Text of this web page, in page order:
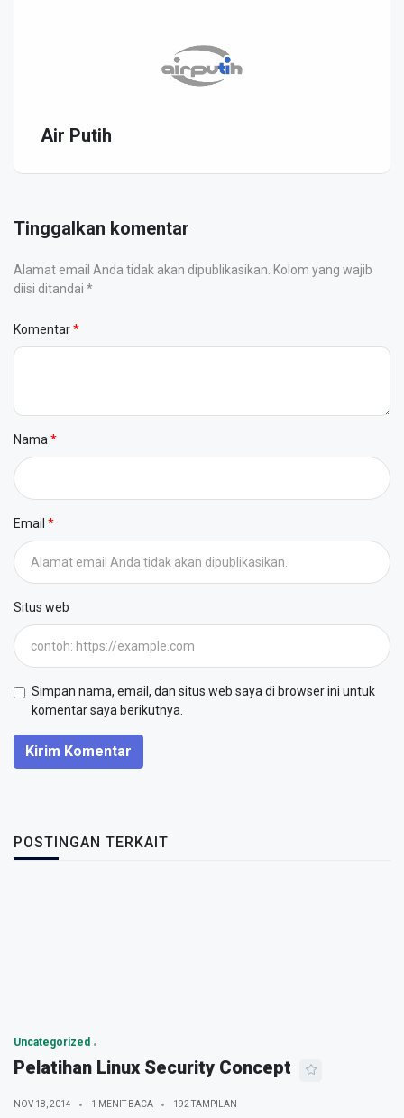
Air Putih
Tinggalkan komentar
Alamat email Anda tidak akan dipublikasikan. Kolom yang wajib
diisi ditandai *
Komentar
Nama
Email
Situs web
Simpan nama, email, dan situs web saya di browser ini untuk
komentar saya berikutnya.
Kirim Komentar
POSTINGAN TERKAIT
Uncategorized
Pelatihan Linux Security Concept
NOV 18, 2014 1 MENIT BACA 192 TAMPILAN